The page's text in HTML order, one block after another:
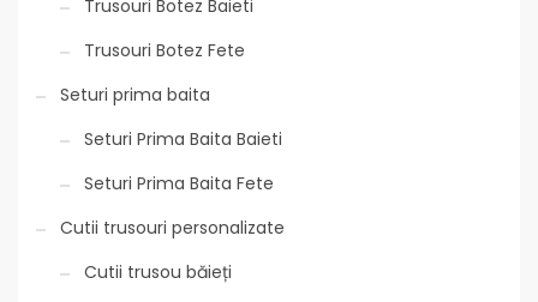
Trusouri Botez Baieti
Trusouri Botez Fete
Seturi prima baita
Seturi Prima Baita Baieti
Seturi Prima Baita Fete
Cutii trusouri personalizate
Cutii trusou băieți